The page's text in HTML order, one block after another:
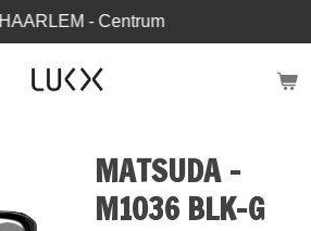
HAARLEM - Centrum
MATSUDA -
M1036 BLK-G